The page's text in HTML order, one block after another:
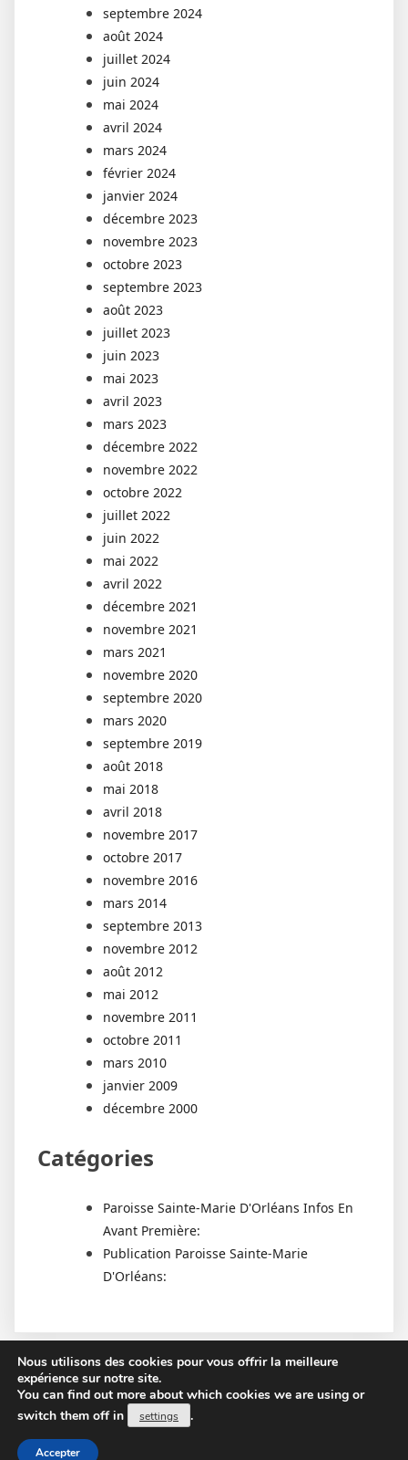
septembre 2024
août 2024
juillet 2024
juin 2024
mai 2024
avril 2024
mars 2024
février 2024
janvier 2024
décembre 2023
novembre 2023
octobre 2023
septembre 2023
août 2023
juillet 2023
juin 2023
mai 2023
avril 2023
mars 2023
décembre 2022
novembre 2022
octobre 2022
juillet 2022
juin 2022
mai 2022
avril 2022
décembre 2021
novembre 2021
mars 2021
novembre 2020
septembre 2020
mars 2020
septembre 2019
août 2018
mai 2018
avril 2018
novembre 2017
octobre 2017
novembre 2016
mars 2014
septembre 2013
novembre 2012
août 2012
mai 2012
novembre 2011
octobre 2011
mars 2010
janvier 2009
décembre 2000
Catégories
Paroisse Sainte-Marie D'Orléans Infos En
Avant Première:
Publication Paroisse Sainte-Marie
D'Orléans:
Proudly powered by WordPress
Nous utilisons des cookies pour vous offrir la meilleure
expérience sur notre site.
You can find out more about which cookies we are using or
switch them off in
settings .
Accepter